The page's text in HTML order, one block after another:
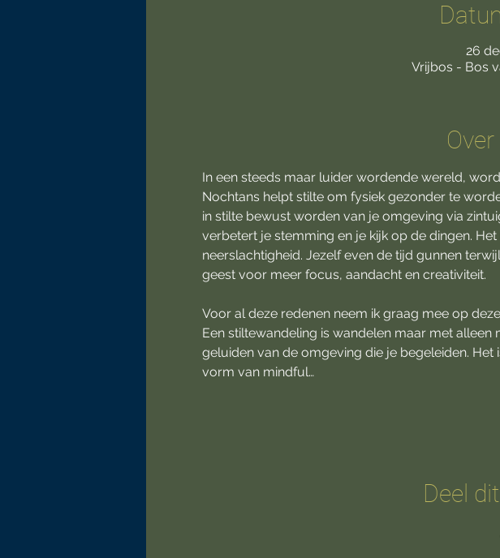
26
Vrijbos - Bos
In een steeds maar luider wordende wereld,
Nochtans helpt stilte om fysiek gezonder te
in stilte bewust worden van je omgeving via
verbetert je stemming en je kijk op de dingen.
neerslachtigheid. Jezelf even de tijd gunnen
geest voor meer focus, aandacht en creativiteit.
Voor al deze redenen neem ik graag mee op
Een stiltewandeling is wandelen maar met
geluiden van de omgeving die je begeleiden.
vorm van mindful…
Deel